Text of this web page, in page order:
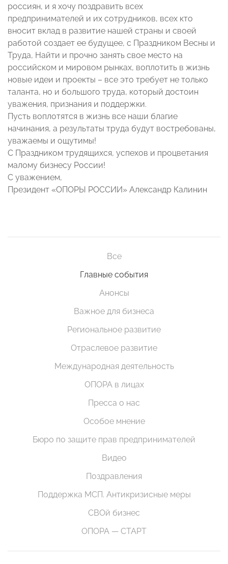
россиян, и я хочу поздравить всех
предпринимателей и их сотрудников, всех кто
вносит вклад в развитие нашей страны и своей
работой создает ее будущее, с Праздником Весны и
Труда, Найти и прочно занять свое место на
российском и мировом рынках, воплотить в жизнь
новые идеи и проекты – все это требует не только
таланта, но и большого труда, который достоин
уважения, признания и поддержки.
Пусть воплотятся в жизнь все наши благие
начинания, а результаты труда будут востребованы,
уважаемы и ощутимы!
С Праздником трудящихся, успехов и процветания
малому бизнесу России!
С уважением,
Президент «ОПОРЫ РОССИИ» Александр Калинин
Все
Главные события
Анонсы
Важное для бизнеса
Региональное развитие
Отраслевое развитие
Международная деятельность
ОПОРА в лицах
Пресса о нас
Особое мнение
Бюро по защите прав предпринимателей
Видео
Поздравления
Поддержка МСП. Антикризисные меры
СВОй бизнес
ОПОРА — СТАРТ